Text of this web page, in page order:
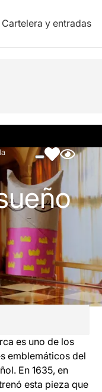
Cartelera y entradas
Fotos y vídeos
es uno de los
emblemáticos del
En 1635, en
esta pieza que